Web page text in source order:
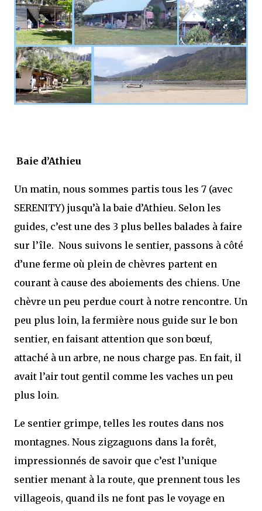
Baie d’Athieu
Un matin, nous sommes partis tous les 7 (avec
SERENITY) jusqu’à la baie d’Athieu. Selon les
guides, c’est une des 3 plus belles balades à faire
sur l’île. Nous suivons le sentier, passons à côté
d’une ferme où plein de chèvres partent en
courant à cause des aboiements des chiens. Une
chèvre un peu perdue court à notre rencontre. Un
peu plus loin, la fermière nous guide sur le bon
sentier, en faisant attention que son bœuf,
attaché à un arbre, ne nous charge pas. En fait, il
avait l’air tout gentil comme les vaches un peu
plus loin.
Le sentier grimpe, telles les routes dans nos
montagnes. Nous zigzaguons dans la forêt,
impressionnés de savoir que c’est l’unique
sentier menant à la route, que prennent tous les
villageois, quand ils ne font pas le voyage en